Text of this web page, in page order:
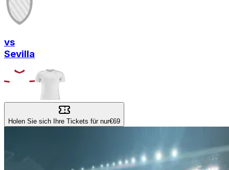
vs
Sevilla
Holen Sie sich Ihre Tickets für nur€69